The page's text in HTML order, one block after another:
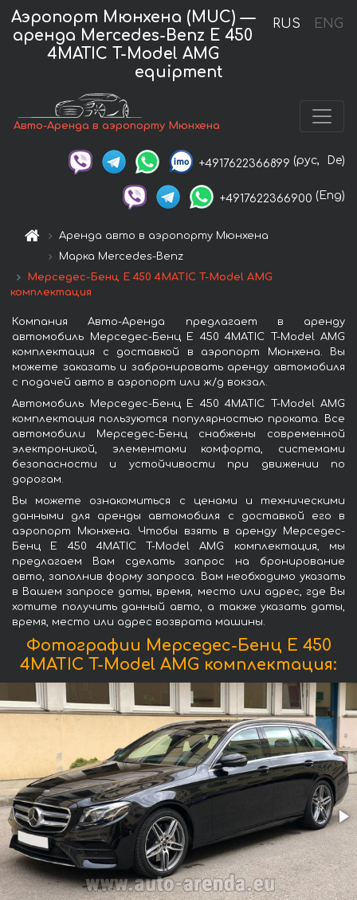
RUS ENG
Аэропорт Мюнхена (MUC) —
аренда Mercedes-Benz E 450
4MATIC T-Model AMG
equipment
Авто-Аренда в аэропорту Мюнхена
+4917622366899 (рус, De)
+4917622366900 (Eng)
Аренда авто в аэропорту Мюнхена
Марка Mercedes-Benz
Мерседес-Бенц E 450 4MATIC T-Model AMG
комплектация
Компания Авто-Аренда предлагает в аренду
автомобиль Мерседес-Бенц E 450 4MATIC T-Model AMG
комплектация с доставкой в аэропорт Мюнхена. Вы
можете заказать и забронировать аренду автомобиля
с подачей авто в аэропорт или ж/д вокзал.
Автомобиль Мерседес-Бенц E 450 4MATIC T-Model AMG
комплектация пользуются популярностью проката. Все
автомобили Мерседес-Бенц снабжены современной
электроникой, элементами комфорта, системами
безопасности и устойчивости при движении по
дорогам.
Вы можете ознакомиться с ценами и техническими
данными для аренды автомобиля с доставкой его в
аэропорт Мюнхена. Чтобы взять в аренду Мерседес-
Бенц E 450 4MATIC T-Model AMG комплектация, мы
предлагаем Вам сделать запрос на бронирование
авто, заполнив форму запроса. Вам необходимо указать
в Вашем запросе даты, время, место или адрес, где Вы
хотите получить данный авто, а также указать даты,
время, место или адрес возврата машины.
Фотографии Мерседес-Бенц E 450
4MATIC T-Model AMG комплектация: